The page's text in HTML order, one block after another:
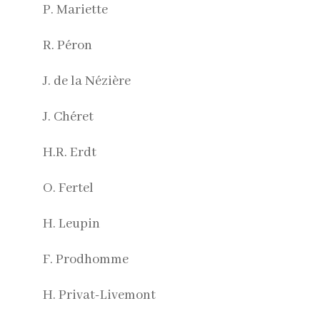
P. Mariette
R. Péron
J. de la Nézière
J. Chéret
H.R. Erdt
O. Fertel
H. Leupin
F. Prodhomme
H. Privat-Livemont